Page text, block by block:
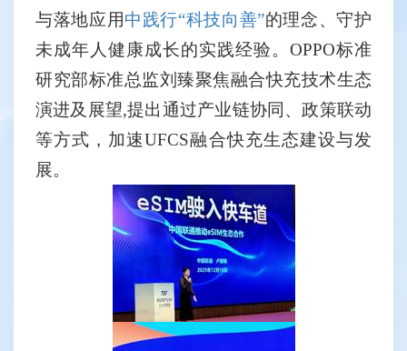
与落地应用中践行“科技向善”的理念、守护
未成年人健康成长的实践经验。 OPPO标准
研究部标准总监刘臻聚焦融合快充技术生态
演进及展望,提出通过产业链协同、政策联动
等方式，加速UFCS融合快充生态建设与发
展。